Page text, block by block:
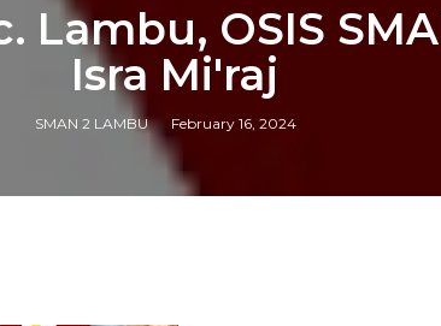
Lambu, OSIS
Isra Mi'raj
SMAN 2 LAMBU February 16, 2024